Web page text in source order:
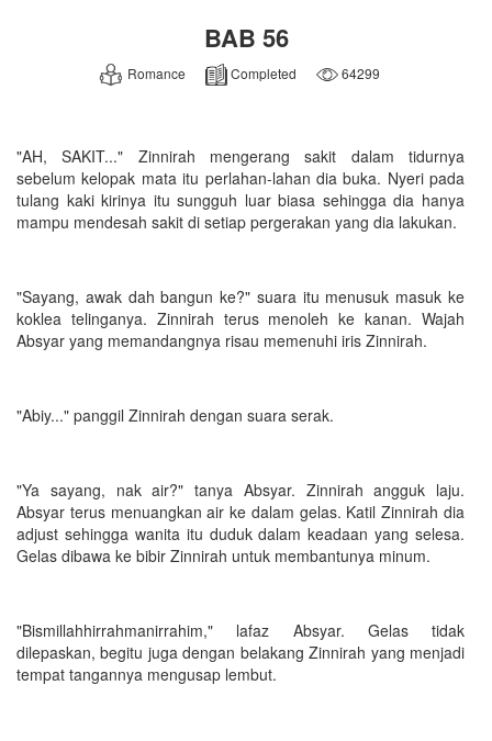
BAB 56
Romance Completed 64299
"AH, SAKIT..." Zinnirah mengerang sakit dalam tidurnya
sebelum kelopak mata itu perlahan-lahan dia buka. Nyeri pada
tulang kaki kirinya itu sungguh luar biasa sehingga dia hanya
mampu mendesah sakit di setiap pergerakan yang dia lakukan.
"Sayang, awak dah bangun ke?" suara itu menusuk masuk ke
koklea telinganya. Zinnirah terus menoleh ke kanan. Wajah
Absyar yang memandangnya risau memenuhi iris Zinnirah.
"Abiy..." panggil Zinnirah dengan suara serak.
"Ya sayang, nak air?" tanya Absyar. Zinnirah angguk laju.
Absyar terus menuangkan air ke dalam gelas. Katil Zinnirah dia
adjust sehingga wanita itu duduk dalam keadaan yang selesa.
Gelas dibawa ke bibir Zinnirah untuk membantunya minum.
"Bismillahhirrahmanirrahim," lafaz Absyar. Gelas tidak
dilepaskan, begitu juga dengan belakang Zinnirah yang menjadi
tempat tangannya mengusap lembut.